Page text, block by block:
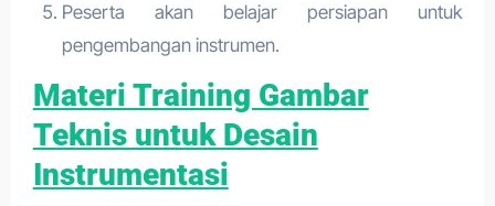
Peserta akan belajar persiapan untuk
pengembangan instrumen.
Materi Training Gambar
Teknis untuk Desain
Instrumentasi